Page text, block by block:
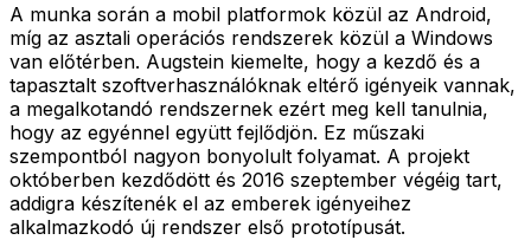
A munka során a mobil platformok közül az Android,
míg az asztali operációs rendszerek közül a Windows
van előtérben. Augstein kiemelte, hogy a kezdő és a
tapasztalt szoftverhasználóknak eltérő igényeik vannak,
a megalkotandó rendszernek ezért meg kell tanulnia,
hogy az egyénnel együtt fejlődjön. Ez műszaki
szempontból nagyon bonyolult folyamat. A projekt
októberben kezdődött és 2016 szeptember végéig tart,
addigra készítenék el az emberek igényeihez
alkalmazkodó új rendszer első prototípusát.